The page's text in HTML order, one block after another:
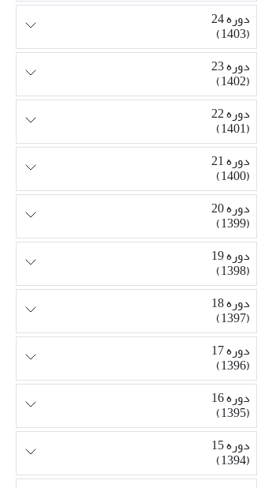
دوره 24
(1403)
دوره 23
(1402)
دوره 22
(1401)
دوره 21
(1400)
دوره 20
(1399)
دوره 19
(1398)
دوره 18
(1397)
دوره 17
(1396)
دوره 16
(1395)
دوره 15
(1394)